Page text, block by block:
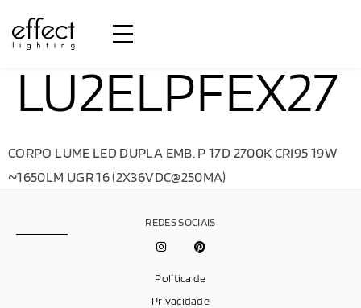
LU2ELPFEX27
CORPO LUME LED DUPLA EMB. P 17D 2700K CRI95 19W
~1650LM UGR 16 (2X36VDC@250MA)
Política de
Privacidade
REDES SOCIAIS